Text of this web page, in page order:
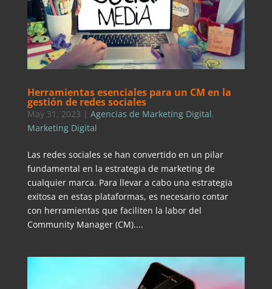
Herramientas esenciales para un CM en la
gestión de redes sociales
May 31, 2023 | Agencias de Marketing Digital,
Marketing Digital
Las redes sociales se han convertido en un pilar
fundamental en la estrategia de marketing de
cualquier marca. Para llevar a cabo una estrategia
exitosa en estas plataformas, es necesario contar
con herramientas que faciliten la labor del
Community Manager (CM)....